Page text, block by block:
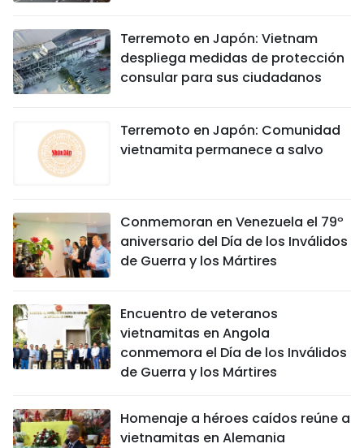
Terremoto en Japón: Vietnam
despliega medidas de protección
consular para sus ciudadanos
Terremoto en Japón: Comunidad
vietnamita permanece a salvo
Conmemoran en Venezuela el 79º
aniversario del Día de los Inválidos
de Guerra y los Mártires
Encuentro de veteranos
vietnamitas en Angola
conmemora el Día de los Inválidos
de Guerra y los Mártires
Homenaje a héroes caídos reúne a
vietnamitas en Alemania